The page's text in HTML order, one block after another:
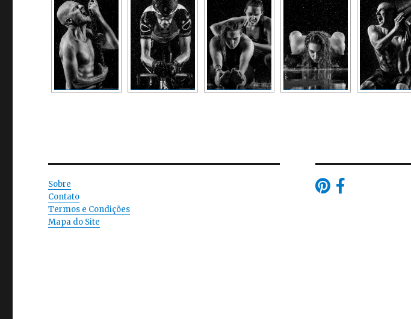
Sobre
Contato
Termos e Condições
Mapa do Site